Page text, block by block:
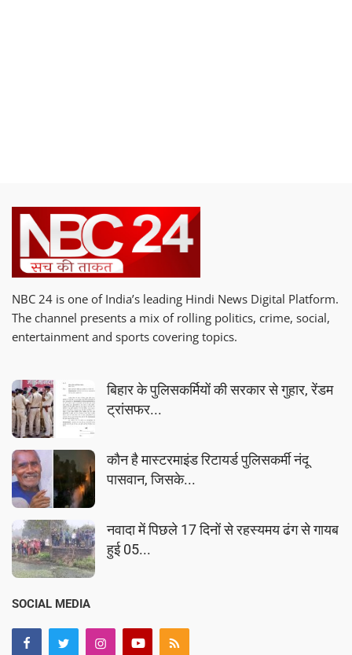
NBC 24 is one of India’s leading Hindi News Digital Platform.
The channel presents a mix of rolling politics, crime, social,
entertainment and sports covering topics.
बिहार के पुलिसकर्मियों की सरकार से गुहार, रेंडम
ट्रांसफर...
कौन है मास्टरमाइंड रिटायर्ड पुलिसकर्मी नंदू
पासवान, जिसके...
नवादा में पिछले 17 दिनों से रहस्यमय ढंग से गायब
हुई 05...
SOCIAL MEDIA